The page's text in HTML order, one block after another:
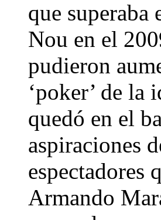
que
Nou en el
pudieron
‘poker’ de la
quedó en el
aspiraciones
espectadores
Armando